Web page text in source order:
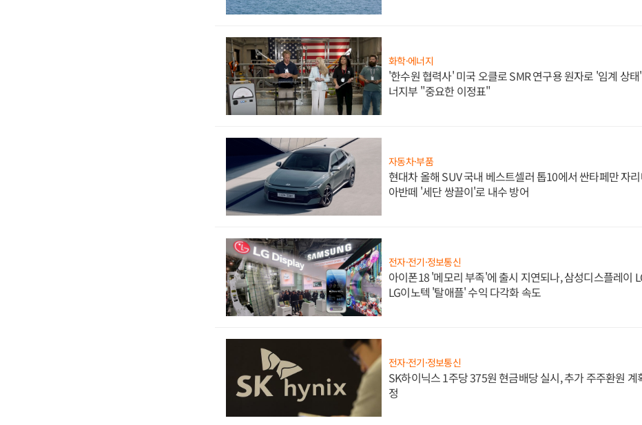
화학·에너지
'한수원 협력사' 미국 오클로 SMR 연구용 원자로 '임계 상
너지부 "중요한 이정표"
자동차·부품
현대차 올해 SUV 국내 베스트셀러 톱10에서 싼타페만 자리
아반떼 '세단 쌍끌이'로 내수 방어
전자·전기·정보통신
아이폰18 '메모리 부족'에 출시 지연되나, 삼성디스플레이
LG이노텍 '탈애플' 수익 다각화 속도
전자·전기·정보통신
SK하이닉스 1주당 375원 현금배당 실시, 추가 주주환원 계
정